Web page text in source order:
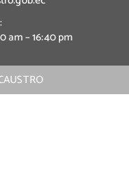
am – 16:40 pm